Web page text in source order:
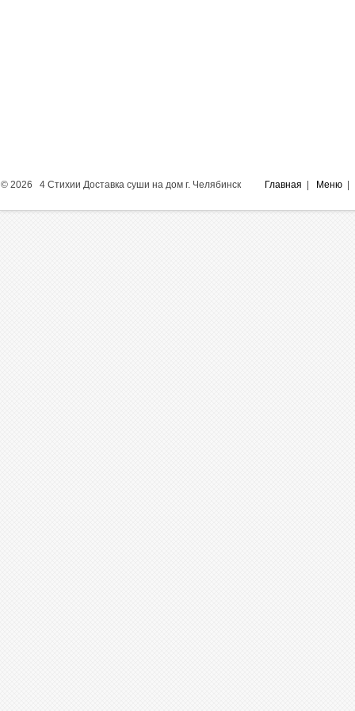
© 2026 4 Стихии Доставка суши на дом г. Челябинск Главная Меню